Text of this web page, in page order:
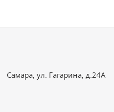
Самара, ул. Гагарина, д.24А